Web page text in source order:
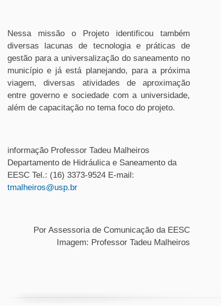
Nessa missão o Projeto identificou também
diversas lacunas de tecnologia e práticas de
gestão para a universalização do saneamento no
município e já está planejando, para a próxima
viagem, diversas atividades de aproximação
entre governo e sociedade com a universidade,
além de capacitação no tema foco do projeto.
informação Professor Tadeu Malheiros
Departamento de Hidráulica e Saneamento da
EESC Tel.: (16) 3373-9524 E-mail:
tmalheiros@usp.br
Por Assessoria de Comunicação da EESC
Imagem: Professor Tadeu Malheiros